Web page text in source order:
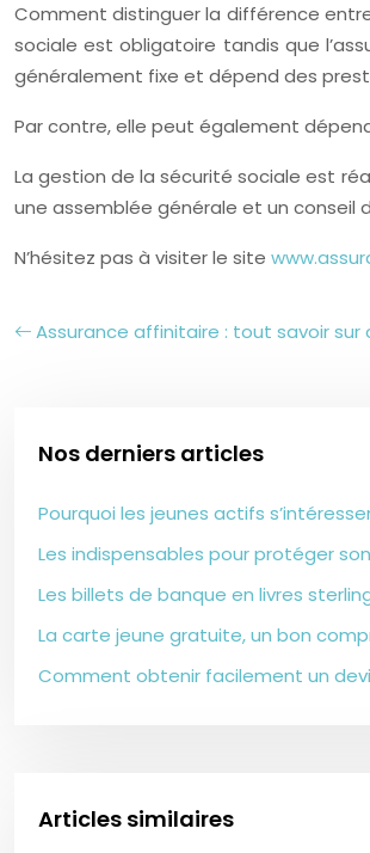
Comment distinguer la différence
sociale est obligatoire tandis que
généralement fixe et dépend des
Par contre, elle peut également
La gestion de la sécurité sociale est
une assemblée générale et un conseil
N’hésitez pas à visiter le site
Assurance affinitaire : tout savoir
Nos derniers articles
Pourquoi les jeunes actifs
Les indispensables pour protéger
Les billets de banque en livres
La carte jeune gratuite, un bon
Comment obtenir facilement un
Articles similaires